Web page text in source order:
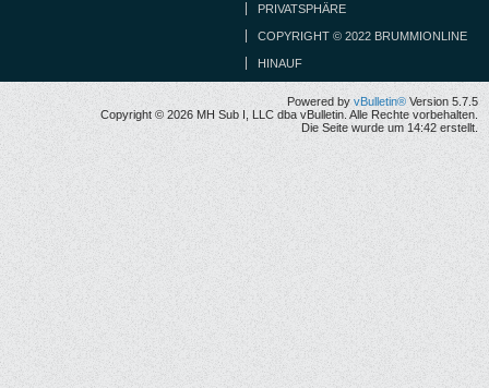
PRIVATSPHÄRE
COPYRIGHT © 2022 BRUMMIONLINE
HINAUF
Powered byvBulletin® Version 5.7.5
Copyright © 2026 MH Sub I, LLC dba vBulletin. Alle Rechte vorbehalten.
Die Seite wurde um 14:42 erstellt.